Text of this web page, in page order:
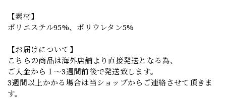
【素材】
ポリエステル95%、ポリウレタン5%
【お届けについて】
こちらの商品は海外店舗より直接発送となる為、
ご入金から１～3週間前後で発送致します。
3週間以上かかる場合は当ショップからご連絡させて頂きま
す。